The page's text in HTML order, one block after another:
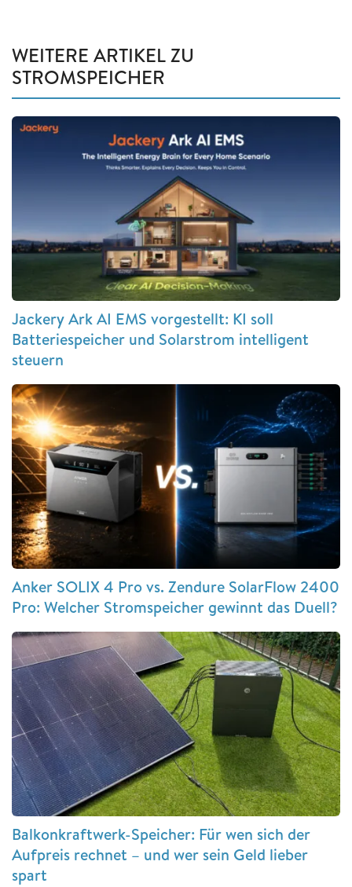
WEITERE ARTIKEL ZU
STROMSPEICHER
Jackery Ark AI EMS vorgestellt: KI soll
Batteriespeicher und Solarstrom intelligent
steuern
Anker SOLIX 4 Pro vs. Zendure SolarFlow 2400
Pro: Welcher Stromspeicher gewinnt das Duell?
Balkonkraftwerk-Speicher: Für wen sich der
Aufpreis rechnet – und wer sein Geld lieber
spart